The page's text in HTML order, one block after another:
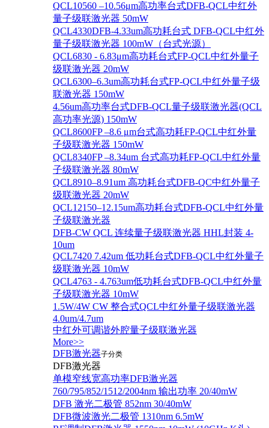
QCL10560 –10.56μm高功率台式DFB-QCL中红外
量子级联激光器 50mW
QCL4330DFB-4.33um高功耗台式 DFB-QCL中红外
量子级联激光器 100mW（台式光源）
QCL6830 - 6.83μm高功耗台式FP-QCL中红外量子
级联激光器 20mW
QCL6300–6.3um高功耗台式FP-QCL中红外量子级
联激光器 150mW
4.56um高功率台式DFB-QCL量子级联激光器(QCL
高功率光源) 150mW
QCL8600FP –8.6 μm台式高功耗FP-QCL中红外量
子级联激光器 150mW
QCL8340FP –8.34um 台式高功耗FP-QCL中红外量
子级联激光器 80mW
QCL8910–8.91um 高功耗台式DFB-QC中红外量子
级联激光器 20mW
QCL12150–12.15um高功耗台式DFB-QCL中红外量
子级联激光器
DFB-CW QCL 连续量子级联激光器 HHL封装 4-
10um
QCL7420 7.42um 低功耗台式DFB-QCL中红外量子
级联激光器 10mW
QCL4763 - 4.763um低功耗台式DFB-QCL中红外量
子级联激光器 10mW
1.5W/4W CW 整合式QCL中红外量子级联激光器
4.0um/4.7um
中红外可调谐外腔量子级联激光器
More>>
DFB激光器子分类
DFB激光器
单模窄线宽高功率DFB激光器
760/795/852/1512/2004nm 输出功率 20/40mW
DFB 激光二极管 852nm 30/40mW
DFB微波激光二极管 1310nm 6.5mW